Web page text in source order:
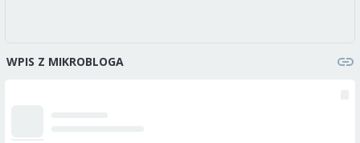
WPIS Z MIKROBLOGA